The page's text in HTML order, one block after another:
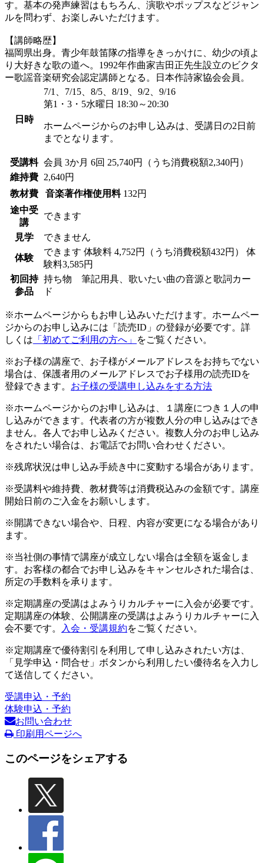
す。基本の発声練習はもちろん、演歌やポップスなどジャン
ルを問わず、お楽しみいただけます。
【講師略歴】
福岡県出身。青少年鼓笛隊の指導をきっかけに、幼少の頃よ
り大好きな歌の道へ。1992年作曲家吉田正先生設立のビクタ
ー歌謡音楽研究会認定講師となる。日本作詩家協会会員。
日時
7/1、7/15、8/5、8/19、9/2、9/16
第1・3・5水曜日 18:30～20:30
ホームページからのお申し込みは、受講日の2日前
までとなります。
受講料 会員 3か月 6回 25,740円（うち消費税額2,340円）
維持費
2,640円
教材費
音楽著作権使用料 132円
途中受
講
できます
見学 できません
体験
できます 体験料 4,752円（うち消費税額432円） 体
験料3,585円
初回持
参品
持ち物 筆記用具、歌いたい曲の音源と歌詞カー
ド
※ホームページからもお申し込みいただけます。ホームペー
ジからのお申し込みには「読売ID」の登録が必要です。詳
しくは 「初めてご利用の方へ」 をご覧ください。
※お子様の講座で、お子様がメールアドレスをお持ちでない
場合は、保護者用のメールアドレスでお子様用の読売IDを
登録できます。 お子様の受講申し込みをする方法
※ホームページからのお申し込みは、１講座につき１人の申
し込みができます。代表者の方が複数人分の申し込みはでき
ません。各人でお申し込みください。複数人分のお申し込み
をされたい場合は、お電話でお問い合わせください。
※残席状況は申し込み手続き中に変動する場合があります。
※受講料や維持費、教材費等は消費税込みの金額です。講座
開始日前のご入金をお願いします。
※開講できない場合や、日程、内容が変更になる場合があり
ます。
※当社側の事情で講座が成立しない場合は全額を返金しま
す。お客様の都合でお申し込みをキャンセルされた場合は、
所定の手数料を承ります。
※定期講座の受講はよみうりカルチャーに入会が必要です。
定期講座の体験、公開講座の受講はよみうりカルチャーに入
会不要です。
入会・受講規約をご覧ください。
※定期講座で優待割引を利用して申し込みされたい方は、
「見学申込・問合せ」ボタンから利用したい優待名を入力し
て送信してください。
受講申込・予約
体験申込・予約
お問い合わせ
印刷用ページへ
このページをシェアする